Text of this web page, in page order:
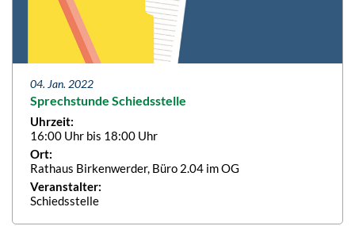
04. Jan. 2022
Sprechstunde Schiedsstelle
Uhrzeit:
16:00 Uhr bis 18:00 Uhr
Ort:
Rathaus Birkenwerder, Büro 2.04 im OG
Veranstalter:
Schiedsstelle